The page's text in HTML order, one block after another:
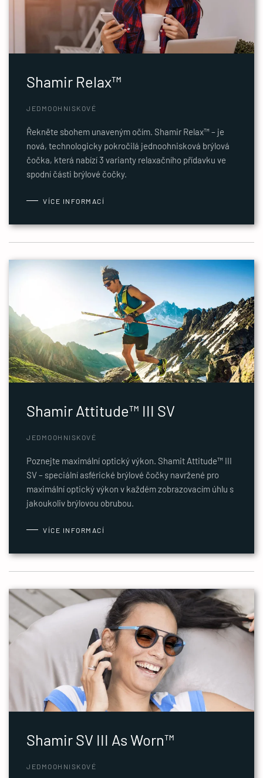
Shamir Relax™
JEDMOOHNISKOVÉ
Řekněte sbohem unaveným očím. Shamir Relax™ – je
nová, technologicky pokročilá jednoohnisková brýlová
čočka, která nabízí 3 varianty relaxačního přídavku ve
spodní části brýlové čočky.
VÍCE INFORMACÍ
Shamir Attitude™ III SV
JEDMOOHNISKOVÉ
Poznejte maximální optický výkon. Shamit Attitude™ III
SV – speciální asférické brýlové čočky navržené pro
maximální optický výkon v každém zobrazovacím úhlu s
jakoukoliv brýlovou obrubou.
VÍCE INFORMACÍ
Shamir SV III As Worn™
JEDMOOHNISKOVÉ